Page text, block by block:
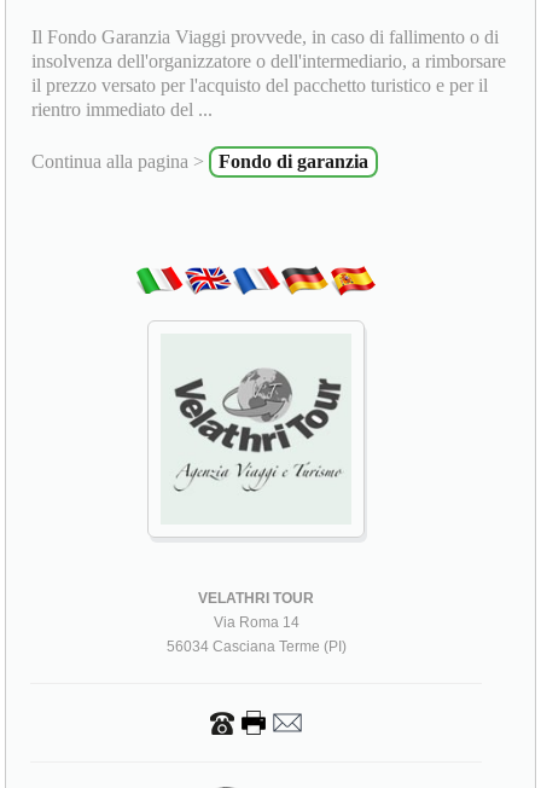
Il Fondo Garanzia Viaggi provvede, in caso di fallimento o di
insolvenza dell'organizzatore o dell'intermediario, a rimborsare
il prezzo versato per l'acquisto del pacchetto turistico e per il
rientro immediato del ...
Continua alla pagina > Fondo di garanzia
VELATHRI TOUR
Via Roma 14
56034 Casciana Terme (PI)